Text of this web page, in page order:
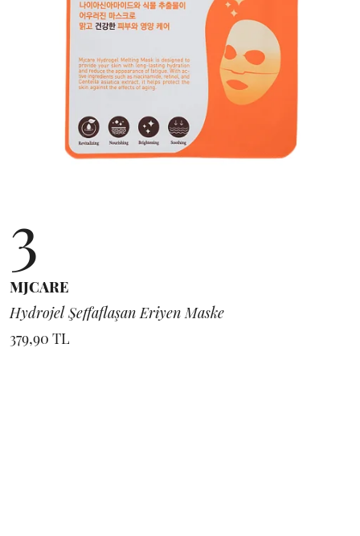
3
MJCARE
Hydrojel Şeffaflaşan Eriyen Maske
379,90 TL